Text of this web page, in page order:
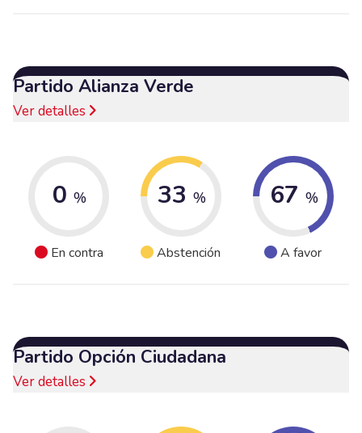
Partido Alianza Verde
Ver detalles
0 %
En contra
33 %
Abstención
67 %
A favor
Partido Opción Ciudadana
Ver detalles